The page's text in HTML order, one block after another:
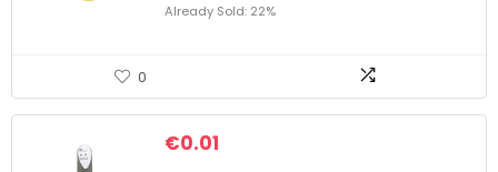
Already Sold: 22%
0
€0.01